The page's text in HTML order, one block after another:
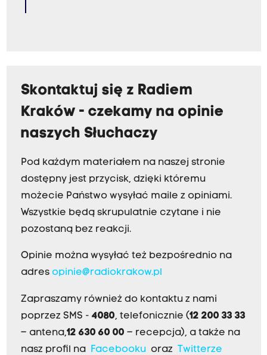
Skontaktuj się z Radiem
Kraków - czekamy na opinie
naszych Słuchaczy
Pod każdym materiałem na naszej stronie
dostępny jest przycisk, dzięki któremu
możecie Państwo wysyłać maile z opiniami.
Wszystkie będą skrupulatnie czytane i nie
pozostaną bez reakcji.
Opinie można wysyłać też bezpośrednio na
adres opinie@radiokrakow.pl
Zapraszamy również do kontaktu z nami
poprzez SMS - 4080, telefonicznie (12 200 33 33
– antena,12 630 60 00 – recepcja), a także na
nasz profil na
Facebookuoraz Twitterze